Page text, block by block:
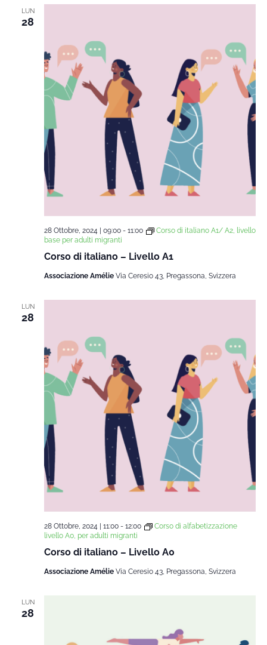
LUN
28
Corso di italiano – Livello A1
28 Ottobre, 2024 | 09:00- 11:00
Corso di italiano A1/ A2, livello
base per adulti migranti
Associazione Amélie Via Ceresio 43, Pregassona, Svizzera
LUN
28
Corso di italiano – Livello A0
28 Ottobre, 2024 | 11:00- 12:00
Corso di alfabetizzazione
livello A0, per adulti migranti
Associazione Amélie Via Ceresio 43, Pregassona, Svizzera
LUN
28